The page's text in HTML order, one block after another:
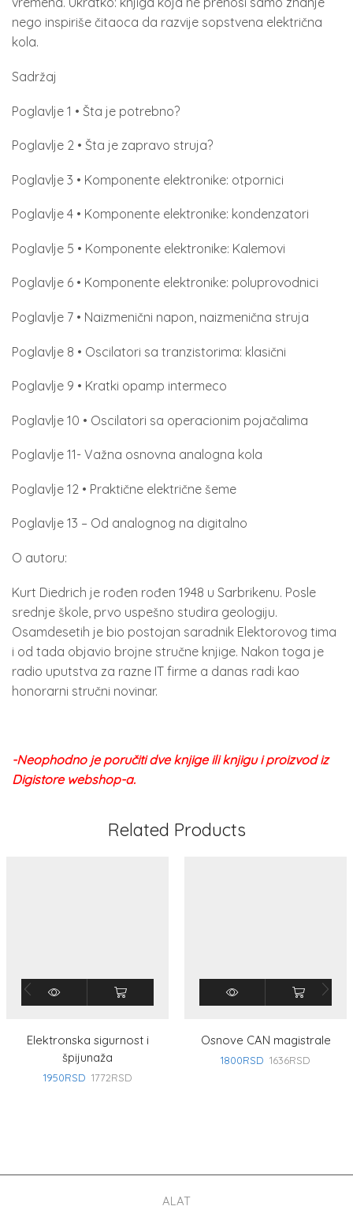
nego inspiriše čitaoca da razvije sopstvena električna
kola.
Sadržaj
Poglavlje 1 • Šta je potrebno?
Poglavlje 2 • Šta je zapravo struja?
Poglavlje 3 • Komponente elektronike: otpornici
Poglavlje 4 • Komponente elektronike: kondenzatori
Poglavlje 5 • Komponente elektronike: Kalemovi
Poglavlje 6 • Komponente elektronike: poluprovodnici
Poglavlje 7 • Naizmenični napon, naizmenična struja
Poglavlje 8 • Oscilatori sa tranzistorima: klasični
Poglavlje 9 • Kratki opamp intermeco
Poglavlje 10 • Oscilatori sa operacionim pojačalima
Poglavlje 11- Važna osnovna analogna kola
Poglavlje 12 • Praktične električne šeme
Poglavlje 13 – Od analognog na digitalno
O autoru:
Kurt Diedrich je rođen rođen 1948 u Sarbrikenu. Posle
srednje škole, prvo uspešno studira geologiju.
Osamdesetih je bio postojan saradnik Elektorovog tima
i od tada objavio brojne stručne knjige. Nakon toga je
radio uputstva za razne IT firme a danas radi kao
honorarni stručni novinar.
-Neophodno je poručiti dve knjige ili knjigu i proizvod iz
Digistore webshop-a.
Related Products
Elektronska sigurnost i
špijunaža
1950RSD 1772RSD
Osnove CAN magistrale
1800RSD 1636RSD
ALAT